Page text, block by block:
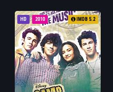
HD 2010 IMDB 5.2